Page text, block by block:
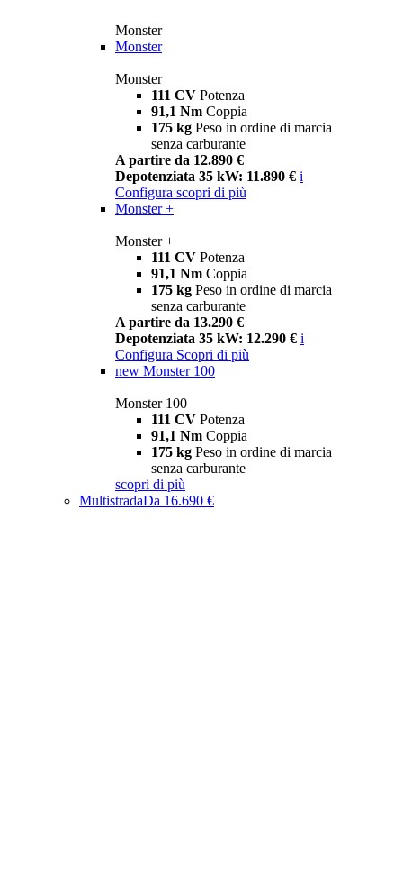
Monster
Monster
Monster
111 CV Potenza
91,1 Nm Coppia
175 kg Peso in ordine di marcia
senza carburante
A partire da 12.890 €
Depotenziata 35 kW: 11.890 € i
Configura scopri di più
Monster +
Monster +
111 CV Potenza
91,1 Nm Coppia
175 kg Peso in ordine di marcia
senza carburante
A partire da 13.290 €
Depotenziata 35 kW: 12.290 € i
Configura Scopri di più
new Monster 100
Monster 100
111 CV Potenza
91,1 Nm Coppia
175 kg Peso in ordine di marcia
senza carburante
scopri di più
MultistradaDa 16.690 €